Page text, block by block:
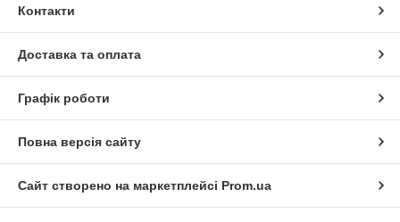
Контакти
Доставка та оплата
Графік роботи
Повна версія сайту
Сайт створено на маркетплейсі Prom.ua